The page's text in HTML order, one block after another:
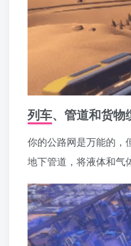
列车、管道和货物
你的公路网是万能的，
地下管道，将液体和气